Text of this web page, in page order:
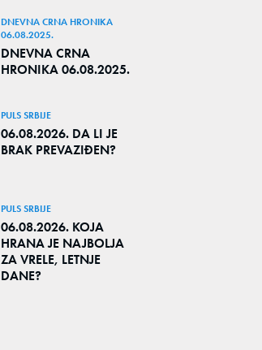
DNEVNA CRNA HRONIKA
06.08.2025.
DNEVNA CRNA
HRONIKA 06.08.2025.
PULS SRBIJE
06.08.2026. DA LI JE
BRAK PREVAZIĐEN?
PULS SRBIJE
06.08.2026. KOJA
HRANA JE NAJBOLJA
ZA VRELE, LETNJE
DANE?